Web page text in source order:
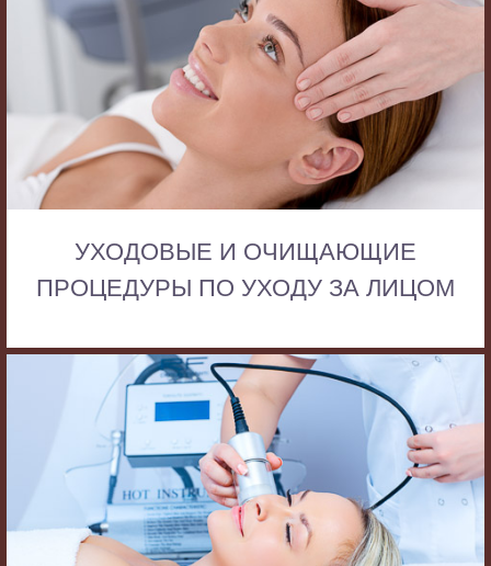
УХОДОВЫЕ И ОЧИЩАЮЩИЕ
ПРОЦЕДУРЫ ПО УХОДУ ЗА ЛИЦОМ